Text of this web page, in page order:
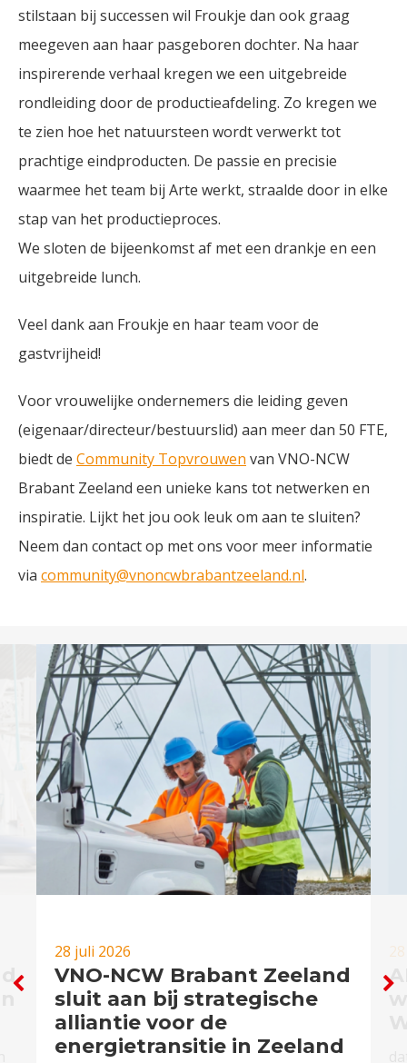
stilstaan bij successen wil Froukje dan ook graag
meegeven aan haar pasgeboren dochter. Na haar
inspirerende verhaal kregen we een uitgebreide
rondleiding door de productieafdeling. Zo kregen we
te zien hoe het natuursteen wordt verwerkt tot
prachtige eindproducten. De passie en precisie
waarmee het team bij Arte werkt, straalde door in elke
stap van het productieproces.
We sloten de bijeenkomst af met een drankje en een
uitgebreide lunch.
Veel dank aan Froukje en haar team voor de
gastvrijheid!
Voor vrouwelijke ondernemers die leiding geven
(eigenaar/directeur/bestuurslid) aan meer dan 50 FTE,
biedt de Community Topvrouwen van VNO-NCW
Brabant Zeeland een unieke kans tot netwerken en
inspiratie. Lijkt het jou ook leuk om aan te sluiten?
Neem dan contact op met ons voor meer informatie
via community@vnoncwbrabantzeeland.nl.
28 juli 2026
VNO-NCW Brabant Zeeland
sluit aan bij strategische
alliantie voor de
energietransitie in Zeeland